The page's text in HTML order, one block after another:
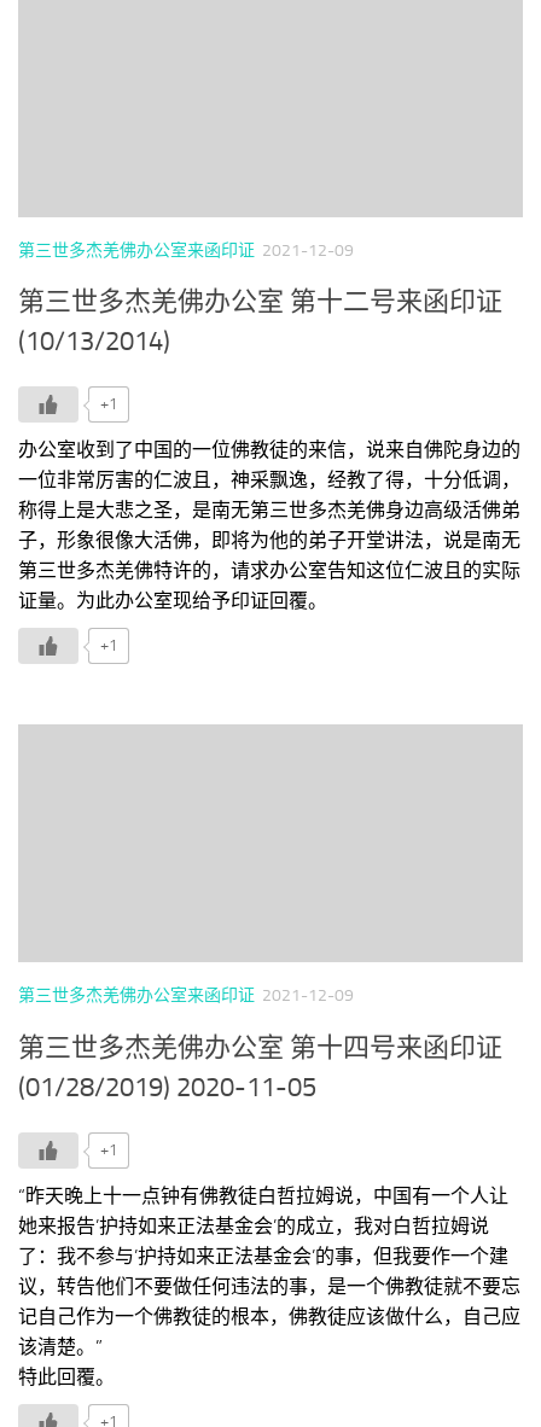
第三世多杰羌佛办公室来函印证 2021-12-09
第三世多杰羌佛办公室 第十二号来函印证
(10/13/2014)
+1
办公室收到了中国的一位佛教徒的来信，说来自佛陀身边的
一位非常厉害的仁波且，神采飘逸，经教了得，十分低调，
称得上是大悲之圣，是南无第三世多杰羌佛身边高级活佛弟
子，形象很像大活佛，即将为他的弟子开堂讲法，说是南无
第三世多杰羌佛特许的，请求办公室告知这位仁波且的实际
证量。为此办公室现给予印证回覆。
+1
第三世多杰羌佛办公室来函印证 2021-12-09
第三世多杰羌佛办公室 第十四号来函印证
(01/28/2019) 2020-11-05
+1
“昨天晚上十一点钟有佛教徒白哲拉姆说，中国有一个人让
她来报告’护持如来正法基金会’的成立，我对白哲拉姆说
了：我不参与’护持如来正法基金会’的事，但我要作一个建
议，转告他们不要做任何违法的事，是一个佛教徒就不要忘
记自己作为一个佛教徒的根本，佛教徒应该做什么，自己应
该清楚。”
特此回覆。
+1